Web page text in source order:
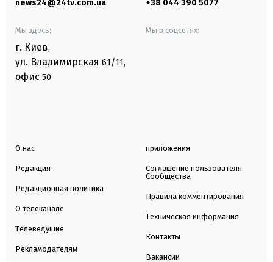
news24@24tv.com.ua +38 044 390 5077
Мы здесь:
г. Киев,
ул. Владимирская 61/11,
офис 50
Мы в соцсетях:
О нас
Редакция
Редакционная политика
О телеканале
Телеведущие
Рекламодателям
приложения
Соглашение пользователя
Сообщества
Правила комментирования
Техническая информация
Контакты
Вакансии